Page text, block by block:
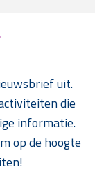
uit.
die
informatie.
op de hoogte